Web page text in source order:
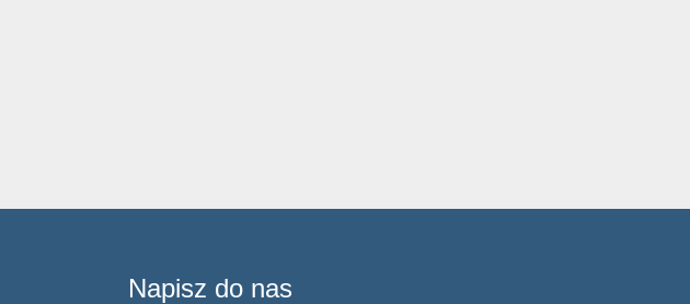
Napisz do nas